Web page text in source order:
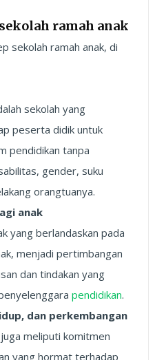
ramah anak
sekolah ramah anak, di
sekolah yang
peserta didik untuk
pendidikan tanpa
gender, suku
orangtuanya.
anak
yang berlandaskan pada
menjadi pertimbangan
dan tindakan yang
pendidikan.
dan perkembangan
meliputi komitmen
yang hormat terhadap